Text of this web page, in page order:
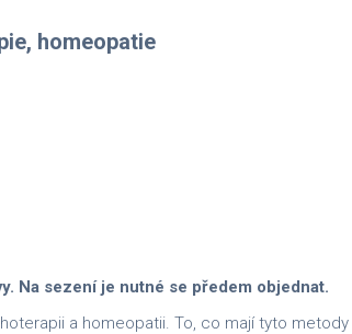
homeopatie
Na sezení je nutné se předem objednat.
a homeopatii. To, co mají tyto